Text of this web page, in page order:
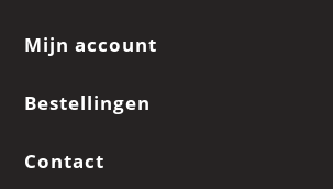
Mijn account
Bestellingen
Contact